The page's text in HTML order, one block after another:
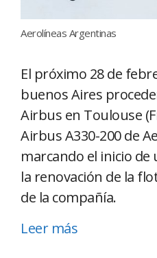
Aerolíneas Argentinas
El próximo 28 de
buenos Aires
Airbus en Toulouse
Airbus A330-200 de
marcando el inicio de
la renovación de la
de la compañía.
Leer más